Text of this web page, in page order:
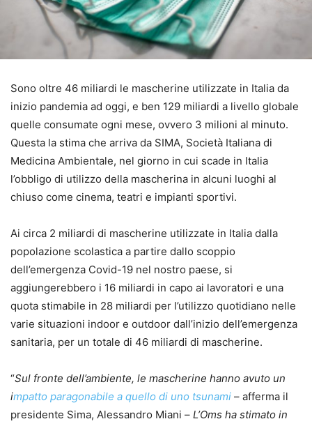
Sono oltre 46 miliardi le mascherine utilizzate in Italia da
inizio pandemia ad oggi, e ben 129 miliardi a livello globale
quelle consumate ogni mese, ovvero 3 milioni al minuto.
Questa la stima che arriva da SIMA, Società Italiana di
Medicina Ambientale, nel giorno in cui scade in Italia
l’obbligo di utilizzo della mascherina in alcuni luoghi al
chiuso come cinema, teatri e impianti sportivi.
Ai circa 2 miliardi di mascherine utilizzate in Italia dalla
popolazione scolastica a partire dallo scoppio
dell’emergenza Covid-19 nel nostro paese, si
aggiungerebbero i 16 miliardi in capo ai lavoratori e una
quota stimabile in 28 miliardi per l’utilizzo quotidiano nelle
varie situazioni indoor e outdoor dall’inizio dell’emergenza
sanitaria, per un totale di 46 miliardi di mascherine.
“Sul fronte dell’ambiente, le mascherine hanno avuto un
impatto paragonabile a quello di uno tsunami – afferma il
presidente Sima, Alessandro Miani – L’Oms ha stimato in